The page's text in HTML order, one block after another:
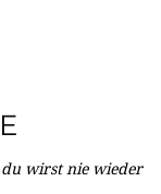
wirst nie wieder